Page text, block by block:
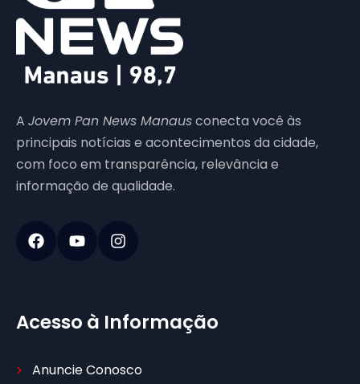
A Jovem Pan News Manausconecta você às
principais notícias e acontecimentos da cidade,
com foco em transparência, relevância e
informação de qualidade.
Acesso à Informação
Anuncie Conosco